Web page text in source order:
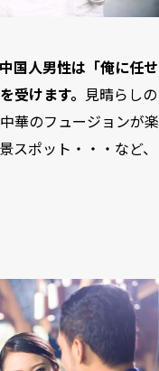
中国人男性は「俺に任せ
受けます。 見晴らしの
華のフュージョンが楽
スポット・・・など、